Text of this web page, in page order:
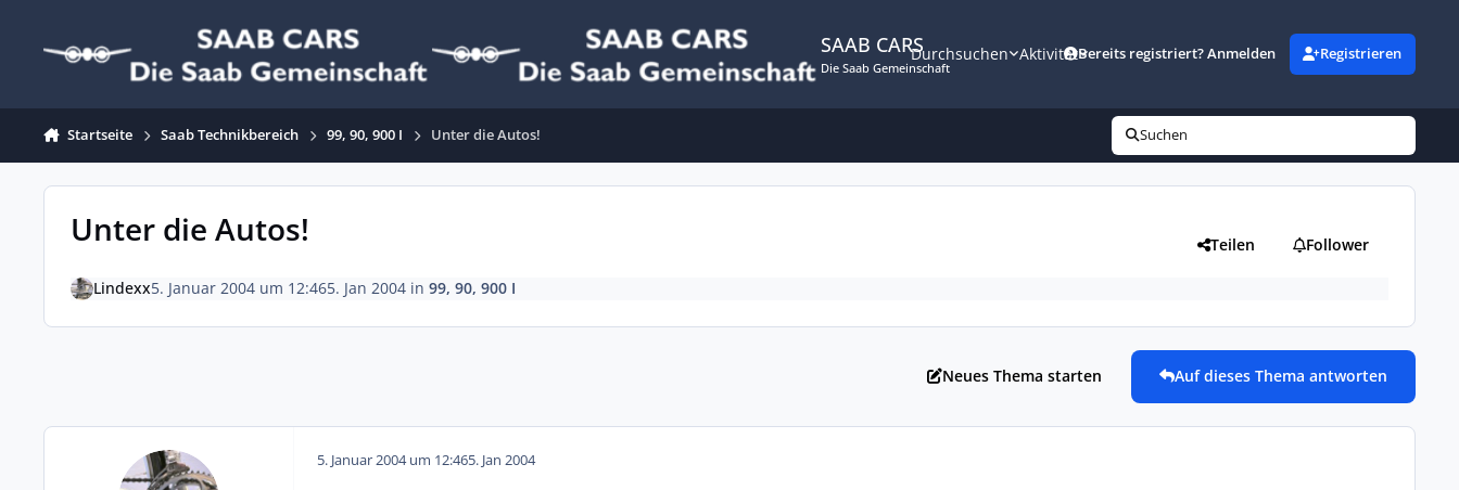
SAAB CARS
Die Saab Gemeinschaft
Durchsuchen AktivitätBereits registriert? Anmelden Registrieren
Startseite Saab Technikbereich 99, 90, 900 I Unter die Autos! Suchen
Unter die Autos! Teilen Follower
Lindexx5. Januar 2004 um 12:465. Jan 2004in 99, 90, 900 I
Neues Thema starten Auf dieses Thema antworten
5. Januar 2004 um 12:465. Jan 2004